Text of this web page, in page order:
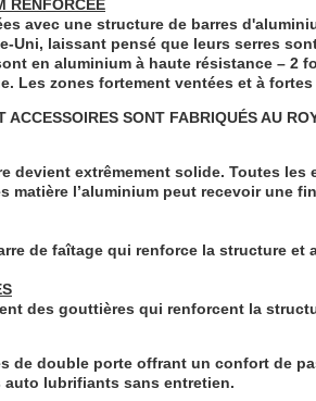
RENFORCÉE
avec une structure de barres
Uni, laissant pensé que leurs serres
en aluminium à haute résistance – 2
Les zones fortement ventées et à
ACCESSOIRES SONT FABRIQUÉS AU
devient extrêmement solide. Toutes
matière l’aluminium peut recevoir une
de faîtage qui renforce la structure
des gouttières qui renforcent la
de double porte offrant un confort de
lubrifiants sans entretien.